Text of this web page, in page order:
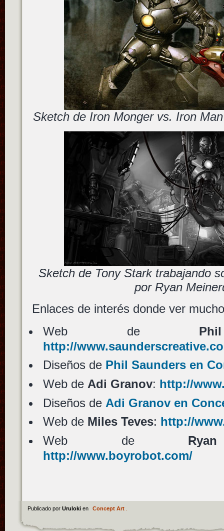
Sketch de Iron Monger vs. Iron
Sketch de Tony Stark trabajando
por Ryan
Enlaces de interés donde ver
Web de
http://
Diseños de Phil Saunders en
Web de Adi Granov: http://
Diseños de Adi Granov en
Web de Miles Teves: http://
Web de
http://www.boyrobot.com/
Publicado por Uruloki en Concept Art.